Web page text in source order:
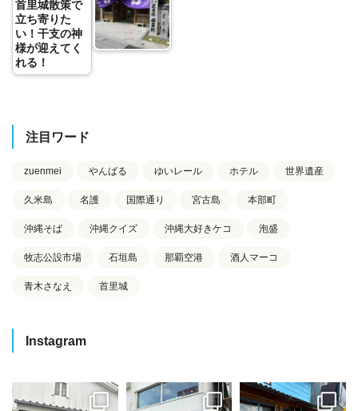
首里城散策で
立ち寄りた
い！干支の神
様が迎えてく
れる！
注目ワード
zuenmei やんばる ゆいレール ホテル 世界遺産
久米島 名護 国際通り 宮古島 本部町
沖縄そば 沖縄クイズ 沖縄大好きケコ 泡盛
牧志公設市場 石垣島 那覇空港 酒人マーコ
青木さなえ 首里城
Instagram